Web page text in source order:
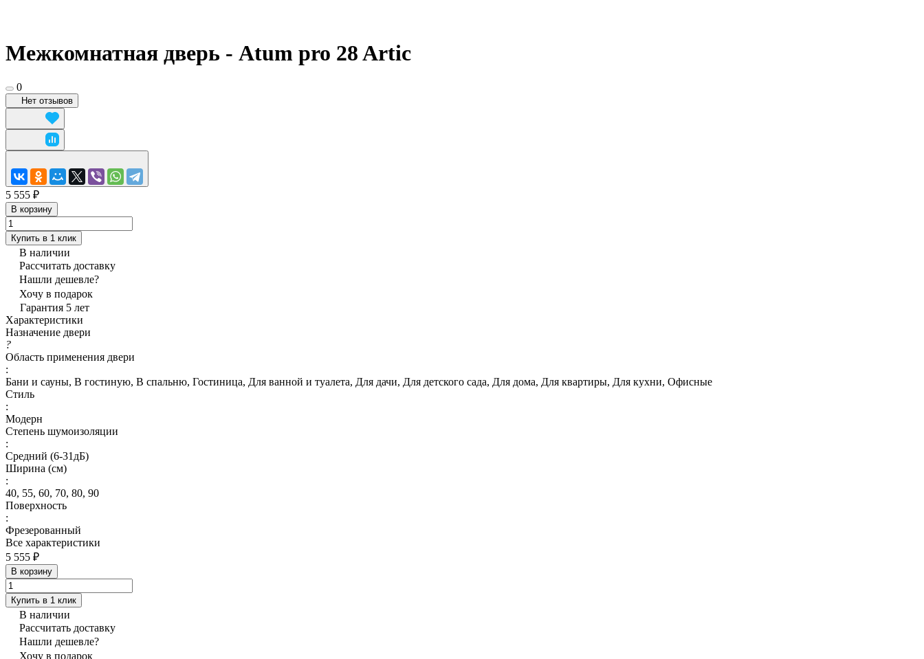
Межкомнатная дверь - Atum pro 28 Artic
0
Нет отзывов
5 555 ₽
В корзину
Купить в 1 клик
В наличии
Рассчитать доставку
Нашли дешевле?
Хочу в подарок
Гарантия 5 лет
Характеристики
Назначение двери
?
Область применения двери
:
Бани и сауны, В гостиную, В спальню, Гостиница, Для ванной и туалета, Для дачи, Для детского сада, Для дома, Для квартиры, Для кухни, Офисные
Стиль
:
Модерн
Степень шумоизоляции
:
Средний (6-31дБ)
Ширина (см)
:
40, 55, 60, 70, 80, 90
Поверхность
:
Фрезерованный
Все характеристики
5 555 ₽
В корзину
Купить в 1 клик
В наличии
Рассчитать доставку
Нашли дешевле?
Хочу в подарок